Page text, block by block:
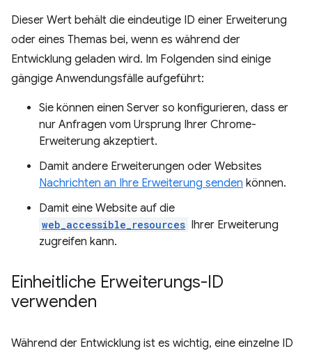
Dieser Wert behält die eindeutige ID einer Erweiterung
oder eines Themas bei, wenn es während der
Entwicklung geladen wird. Im Folgenden sind einige
gängige Anwendungsfälle aufgeführt:
Sie können einen Server so konfigurieren, dass er
nur Anfragen vom Ursprung Ihrer Chrome-
Erweiterung akzeptiert.
Damit andere Erweiterungen oder Websites
Nachrichten an Ihre Erweiterung senden können.
Damit eine Website auf die
web_accessible_resources Ihrer Erweiterung
zugreifen kann.
Einheitliche Erweiterungs-ID
verwenden
Während der Entwicklung ist es wichtig, eine einzelne ID